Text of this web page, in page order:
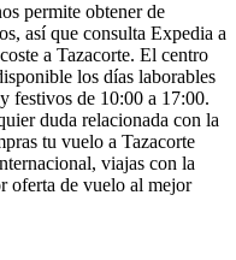
permite obtener de
así que consulta Expedia a
a Tazacorte. El centro
los días laborables
festivos de 10:00 a 17:00.
duda relacionada con la
tu vuelo a Tazacorte
viajas con la
oferta de vuelo al mejor